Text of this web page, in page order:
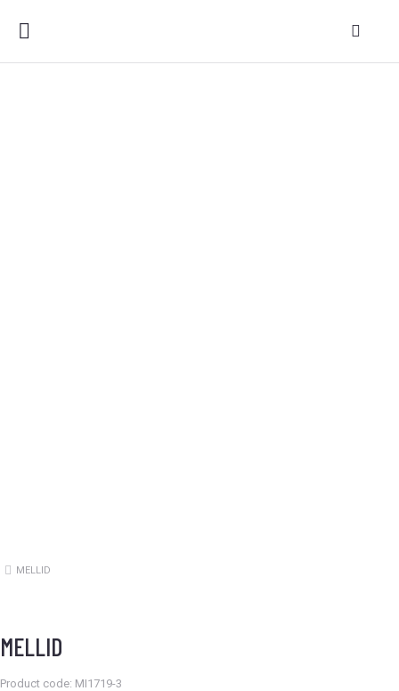
Estás aquí:
MELLID
MELLID
Product code: MI1719-3